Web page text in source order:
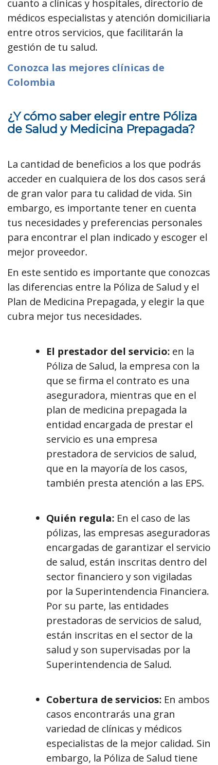
cuanto a clínicas y hospitales, directorio de
médicos especialistas y atención domiciliaria
entre otros servicios, que facilitarán la
gestión de tu salud.
Conozca las mejores clínicas de
Colombia
¿Y cómo saber elegir entre Póliza
de Salud y Medicina Prepagada?
La cantidad de beneficios a los que podrás
acceder en cualquiera de los dos casos será
de gran valor para tu calidad de vida. Sin
embargo, es importante tener en cuenta
tus necesidades y preferencias personales
para encontrar el plan indicado y escoger el
mejor proveedor.
En este sentido es importante que conozcas
las diferencias entre la Póliza de Salud y el
Plan de Medicina Prepagada, y elegir la que
cubra mejor tus necesidades.
El prestador del servicio: en la
Póliza de Salud, la empresa con la
que se firma el contrato es una
aseguradora, mientras que en el
plan de medicina prepagada la
entidad encargada de prestar el
servicio es una empresa
prestadora de servicios de salud,
que en la mayoría de los casos,
también presta atención a las EPS.
Quién regula: En el caso de las
pólizas, las empresas aseguradoras
encargadas de garantizar el servicio
de salud, están inscritas dentro del
sector financiero y son vigiladas
por la Superintendencia Financiera.
Por su parte, las entidades
prestadoras de servicios de salud,
están inscritas en el sector de la
salud y son supervisadas por la
Superintendencia de Salud.
Cobertura de servicios: En ambos
casos encontrarás una gran
variedad de clínicas y médicos
especialistas de la mejor calidad. Sin
embargo, la Póliza de Salud tiene